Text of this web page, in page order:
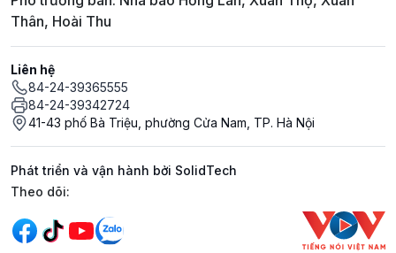
Thân, Hoài Thu
Liên hệ
84-24-39365555
84-24-39342724
41-43 phố Bà Triệu, phường Cửa Nam, TP. Hà Nội
Phát triển và vận hành bởi SolidTech
Mạng xã hội
Theo dõi: